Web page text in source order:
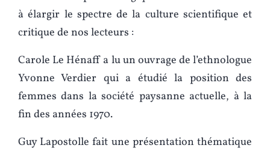
à élargir le spectre de la culture scientifique et
critique de nos lecteurs :
Carole Le Hénaff a lu un ouvrage de l’ethnologue
Yvonne Verdier qui a étudié la position des
femmes dans la société paysanne actuelle, à la
fin des années 1970.
Guy Lapostolle fait une présentation thématique